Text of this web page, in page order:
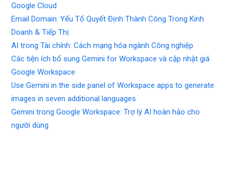
Google Cloud
Email Domain: Yếu Tố Quyết Định Thành Công Trong Kinh
Doanh & Tiếp Thị
AI trong Tài chính: Cách mạng hóa ngành Công nghiệp
Các tiện ích bổ sung Gemini for Workspace và cập nhật giá
Google Workspace
Use Gemini in the side panel of Workspace apps to generate
images in seven additional languages
Gemini trong Google Workspace: Trợ lý AI hoàn hảo cho
người dùng